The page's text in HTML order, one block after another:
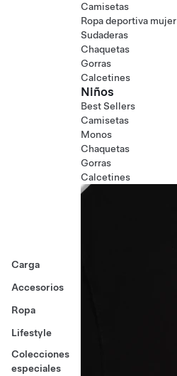
Carga
Accesorios
Ropa
Lifestyle
Colecciones
especiales
Camisetas
Ropa deportiva mujer
Sudaderas
Chaquetas
Gorras
Calcetines
Niños
Best Sellers
Camisetas
Monos
Chaquetas
Gorras
Calcetines